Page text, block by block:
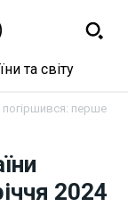
та світу
погіршився: перше
2024